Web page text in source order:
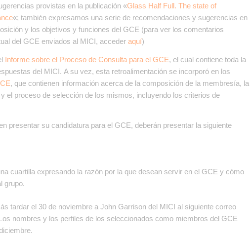
provistas en la publicación «Glass Half Full. The state of
«; también expresamos una serie de recomendaciones y sugerencias en
y los objetivos y funciones del GCE (para ver los comentarios
del GCE enviados al MICI, accederaquí)
Informe sobre el Proceso de Consulta para el GCE, el cual contiene toda la
del MICI. A su vez, esta retroalimentación se incorporó en los
, que contienen información acerca de la composición de la membresía, la
el proceso de selección de los mismos, incluyendo los criterios de
presentar su candidatura para el GCE, deberán presentar la siguiente
cuartilla expresando la razón por la que desean servir en el GCE y cómo
grupo.
tardar el 30 de noviembre a John Garrison del MICI al siguiente correo
nombres y los perfiles de los seleccionados como miembros del GCE